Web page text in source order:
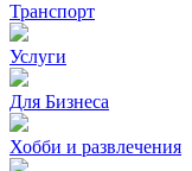
Транспорт
Услуги
Для Бизнеса
Хобби и развлечения